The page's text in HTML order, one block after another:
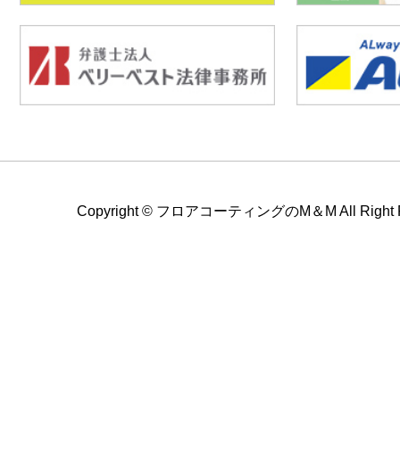
Copyright © フロアコーティングのM＆M All Right